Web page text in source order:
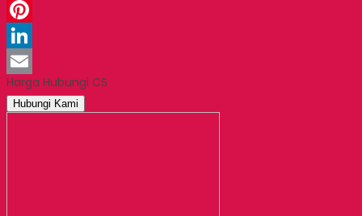
WhatsApp
Pinterest
LinkedIn
Email
Harga Hubungi CS
Hubungi Kami